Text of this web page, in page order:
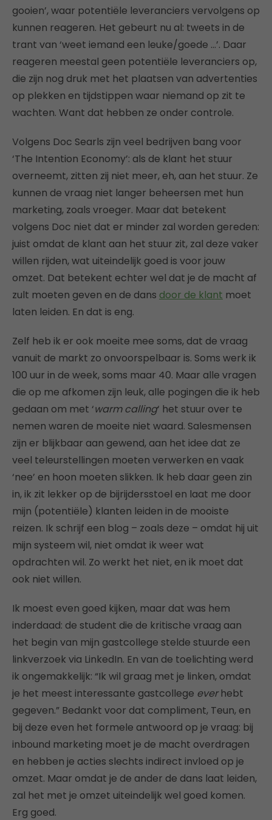
gooien’, waar potentiële leveranciers vervolgens op
kunnen reageren. Het gebeurt nu al: tweets in de
trant van ‘weet iemand een leuke/goede …’. Daar
reageren meestal geen potentiële leveranciers op,
die zijn nog druk met het plaatsen van advertenties
op plekken en tijdstippen waar niemand op zit te
wachten. Want dat hebben ze onder controle.
Volgens Doc Searls zijn veel bedrijven bang voor
‘The Intention Economy’: als de klant het stuur
overneemt, zitten zij niet meer, eh, aan het stuur. Ze
kunnen de vraag niet langer beheersen met hun
marketing, zoals vroeger. Maar dat betekent
volgens Doc niet dat er minder zal worden gereden:
juist omdat de klant aan het stuur zit, zal deze vaker
willen rijden, wat uiteindelijk goed is voor jouw
omzet. Dat betekent echter wel dat je de macht af
zult moeten geven en de dans door de klant moet
laten leiden. En dat is eng.
Zelf heb ik er ook moeite mee soms, dat de vraag
vanuit de markt zo onvoorspelbaar is. Soms werk ik
100 uur in de week, soms maar 40. Maar alle vragen
die op me afkomen zijn leuk, alle pogingen die ik heb
gedaan om met ‘warm calling‘ het stuur over te
nemen waren de moeite niet waard. Salesmensen
zijn er blijkbaar aan gewend, aan het idee dat ze
veel teleurstellingen moeten verwerken en vaak
‘nee’ en hoon moeten slikken. Ik heb daar geen zin
in, ik zit lekker op de bijrijdersstoel en laat me door
mijn (potentiële) klanten leiden in de mooiste
reizen. Ik schrijf een blog – zoals deze – omdat hij uit
mijn systeem wil, niet omdat ik weer wat
opdrachten wil. Zo werkt het niet, en ik moet dat
ook niet willen.
Ik moest even goed kijken, maar dat was hem
inderdaad: de student die de kritische vraag aan
het begin van mijn gastcollege stelde stuurde een
linkverzoek via LinkedIn. En van de toelichting werd
ik ongemakkelijk: “Ik wil graag met je linken, omdat
je het meest interessante gastcollege everhebt
gegeven.” Bedankt voor dat compliment, Teun, en
bij deze even het formele antwoord op je vraag: bij
inbound marketing moet je de macht overdragen
en hebben je acties slechts indirect invloed op je
omzet. Maar omdat je de ander de dans laat leiden,
zal het met je omzet uiteindelijk wel goed komen.
Erg goed.